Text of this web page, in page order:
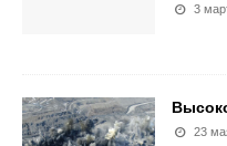
3
23